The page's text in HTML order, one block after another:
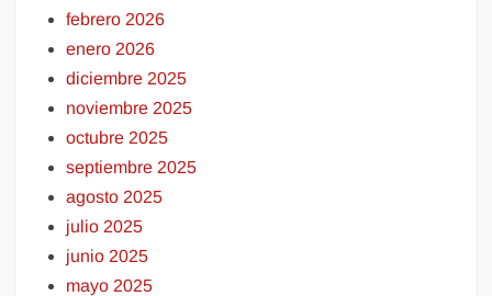
febrero 2026
enero 2026
diciembre 2025
noviembre 2025
octubre 2025
septiembre 2025
agosto 2025
julio 2025
junio 2025
mayo 2025